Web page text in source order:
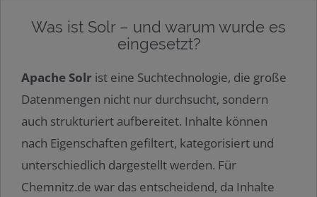
Was ist Solr – und warum wurde es
eingesetzt?
Apache Solr ist eine Suchtechnologie, die große
Datenmengen nicht nur durchsucht, sondern
auch strukturiert aufbereitet. Inhalte können
nach Eigenschaften gefiltert, kategorisiert und
unterschiedlich dargestellt werden. Für
Chemnitz.de war das entscheidend, da Inhalte